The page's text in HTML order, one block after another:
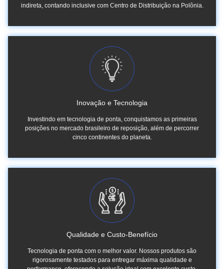
indireta, contando inclusive com Centro de Distribuição na Polônia.
Inovação e Tecnologia
Investindo em tecnologia de ponta, conquistamos as primeiras
posições no mercado brasileiro de reposição, além de percorrer
cinco continentes do planeta.
Qualidade e Custo-Benefício
Tecnologia de ponta com o melhor valor. Nossos produtos são
rigorosamente testados para entregar máxima qualidade e